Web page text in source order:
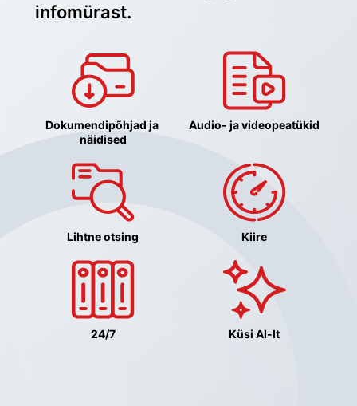
infomürast.
Dokumendipõhjad ja
näidised
Audio- ja videopeatükid
Lihtne otsing Kiire
24/7 Küsi AI-lt